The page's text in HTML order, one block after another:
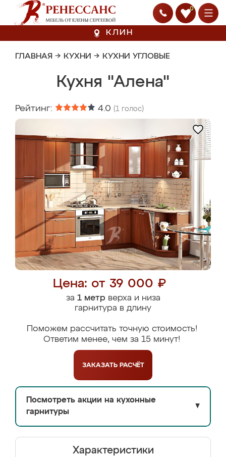
0
КЛИН
ГЛАВНАЯ → КУХНИ → КУХНИ УГЛОВЫЕ
Кухня "Алена"
Рейтинг: 4.0 (1 голос)
Цена: от 39 000 ₽
за 1 метрверха и низа
гарнитура в длину
Поможем рассчитать точную стоимость!
Ответим менее, чем за 15 минут!
ЗАКАЗАТЬ РАСЧЁТ
Посмотреть акции на кухонные
гарнитуры
▼
Характеристики